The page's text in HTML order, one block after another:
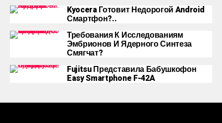
Kyocera Готовит Недорогой Android
Смартфон?..
Требования К Исследованиям
Эмбрионов И Ядерного Синтеза
Смягчат?
Fujitsu Представила Бабушкофон
Easy Smartphone F-42A